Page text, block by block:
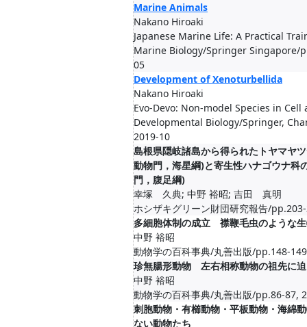
Marine Animals
Nakano Hiroaki
Japanese Marine Life: A Practical
Marine Biology/Springer Singapore/
05
Development of Xenoturbellida
Nakano Hiroaki
Evo-Devo: Non-model Species in Cell
Developmental Biology/Springer,
2019-10
島根県隠岐諸島から得られたトヤマヤ
動物門，海星綱)と寄生性ハナゴウナ科
門，腹足綱)
幸塚 久典; 中野 裕昭; 吉田 真明
ホシザキグリーン財団研究報告/
多細胞体制の成立 襟鞭毛虫のような
中野 裕昭
動物学の百科事典/丸善出版/pp.148-
珍無腸形動物 左右相称動物の祖先に
中野 裕昭
動物学の百科事典/丸善出版/pp.86-87,
刺胞動物・有櫛動物・平板動物・海綿
ない動物たち